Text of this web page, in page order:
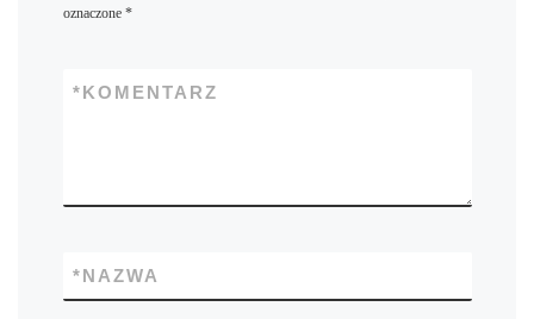
oznaczone *
KOMENTARZ
*
NAZWA
*